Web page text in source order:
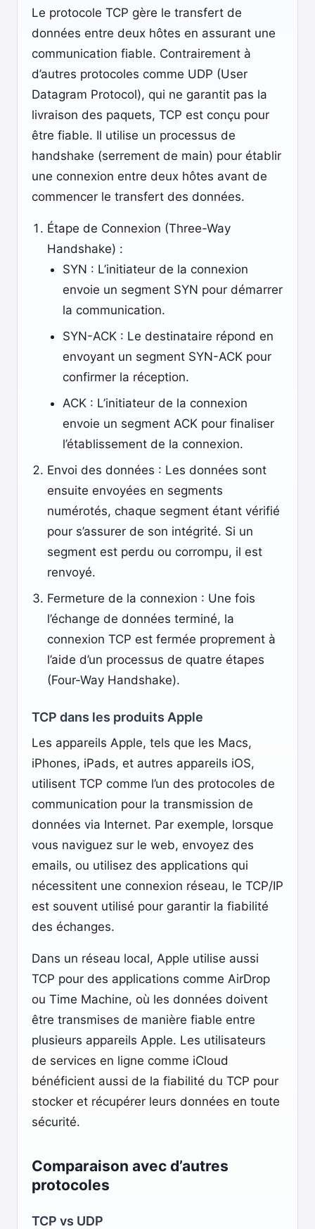
Le protocole TCP gère le transfert de
données entre deux hôtes en assurant une
communication fiable. Contrairement à
d’autres protocoles comme UDP (User
Datagram Protocol), qui ne garantit pas la
livraison des paquets, TCP est conçu pour
être fiable. Il utilise un processus de
handshake (serrement de main) pour établir
une connexion entre deux hôtes avant de
commencer le transfert des données.
Étape de Connexion (Three-Way
Handshake) :
SYN : L’initiateur de la connexion
envoie un segment SYN pour démarrer
la communication.
SYN-ACK : Le destinataire répond en
envoyant un segment SYN-ACK pour
confirmer la réception.
ACK : L’initiateur de la connexion
envoie un segment ACK pour finaliser
l’établissement de la connexion.
Envoi des données : Les données sont
ensuite envoyées en segments
numérotés, chaque segment étant vérifié
pour s’assurer de son intégrité. Si un
segment est perdu ou corrompu, il est
renvoyé.
Fermeture de la connexion : Une fois
l’échange de données terminé, la
connexion TCP est fermée proprement à
l’aide d’un processus de quatre étapes
(Four-Way Handshake).
TCP dans les produits Apple
Les appareils Apple, tels que les Macs,
iPhones, iPads, et autres appareils iOS,
utilisent TCP comme l’un des protocoles de
communication pour la transmission de
données via Internet. Par exemple, lorsque
vous naviguez sur le web, envoyez des
emails, ou utilisez des applications qui
nécessitent une connexion réseau, le TCP/IP
est souvent utilisé pour garantir la fiabilité
des échanges.
Dans un réseau local, Apple utilise aussi
TCP pour des applications comme AirDrop
ou Time Machine, où les données doivent
être transmises de manière fiable entre
plusieurs appareils Apple. Les utilisateurs
de services en ligne comme iCloud
bénéficient aussi de la fiabilité du TCP pour
stocker et récupérer leurs données en toute
sécurité.
Comparaison avec d’autres
protocoles
TCP vs UDP